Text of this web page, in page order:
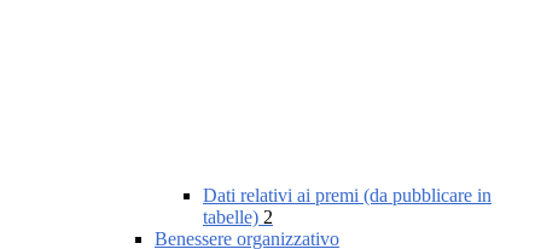
Dati relativi ai premi (da pubblicare in
tabelle) 2
Benessere organizzativo